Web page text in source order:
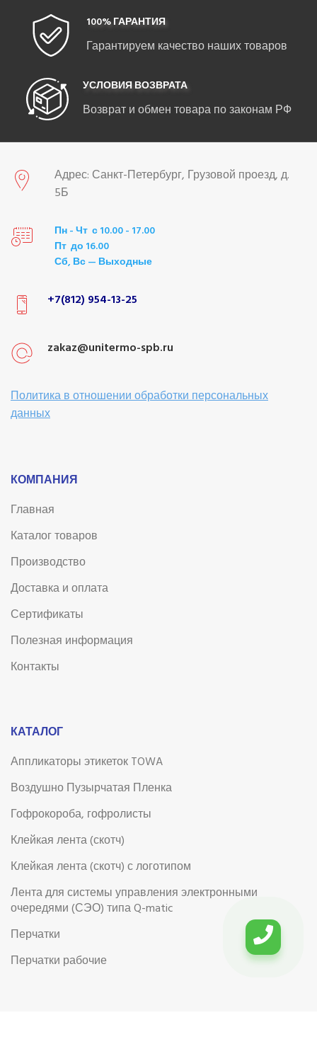
100% ГАРАНТИЯ
Гарантируем качество наших товаров
УСЛОВИЯ ВОЗВРАТА
Возврат и обмен товара по законам РФ
Адрес: Санкт-Петербург, Грузовой проезд, д.
5Б
Пн - Чт с 10.00 - 17.00
Пт до 16.00
Сб, Вс — Выходные
+7(812) 954-13-25
zakaz@unitermo-spb.ru
Политика в отношении обработки персональных
данных
КОМПАНИЯ
Главная
Каталог товаров
Производство
Доставка и оплата
Сертификаты
Полезная информация
Контакты
КАТАЛОГ
Аппликаторы этикеток TOWA
Воздушно Пузырчатая Пленка
Гофрокороба, гофролисты
Клейкая лента (скотч)
Клейкая лента (скотч) с логотипом
Лента для системы управления электронными
очередями (СЭО) типа Q-matic
Перчатки
Перчатки рабочие